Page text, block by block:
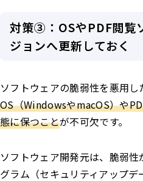
対策③：OSやPDF閲覧
ジョンへ更新しておく
ソフトウェアの脆弱性を悪用し
OS（WindowsやmacOS）や
態に保つことが不可欠です。
ソフトウェア開発元は、脆弱
グラム（セキュリティアップデ